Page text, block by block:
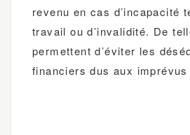
revenu en cas d’incapacité
travail ou d’invalidité. De
permettent d’éviter les
financiers dus aux